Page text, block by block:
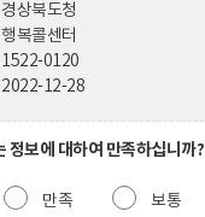
경상북도청
행복콜센터
1522-0120
2022-12-28
정보에 대하여 만족하십니까?
만족 보통